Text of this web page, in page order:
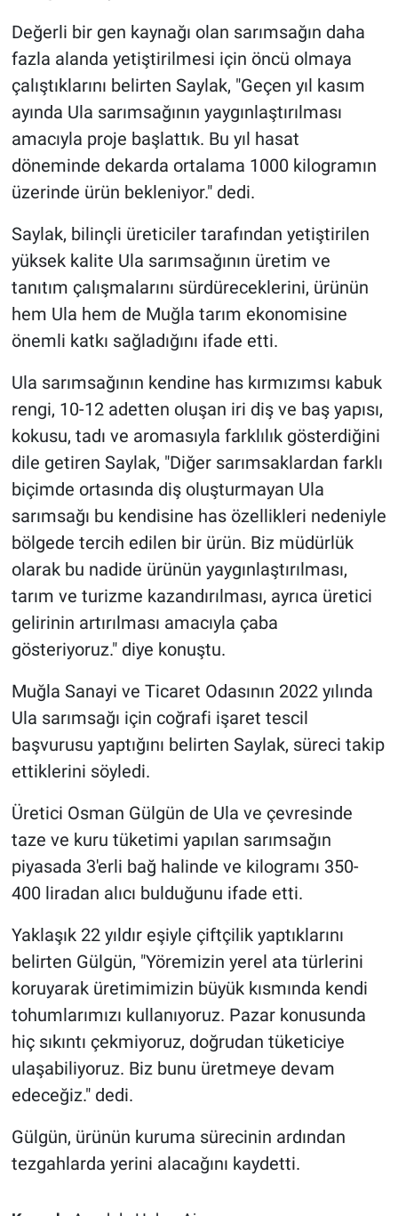
Değerli bir gen kaynağı olan sarımsağın daha
fazla alanda yetiştirilmesi için öncü olmaya
çalıştıklarını belirten Saylak, "Geçen yıl kasım
ayında Ula sarımsağının yaygınlaştırılması
amacıyla proje başlattık. Bu yıl hasat
döneminde dekarda ortalama 1000 kilogramın
üzerinde ürün bekleniyor." dedi.
Saylak, bilinçli üreticiler tarafından yetiştirilen
yüksek kalite Ula sarımsağının üretim ve
tanıtım çalışmalarını sürdüreceklerini, ürünün
hem Ula hem de Muğla tarım ekonomisine
önemli katkı sağladığını ifade etti.
Ula sarımsağının kendine has kırmızımsı kabuk
rengi, 10-12 adetten oluşan iri diş ve baş yapısı,
kokusu, tadı ve aromasıyla farklılık gösterdiğini
dile getiren Saylak, "Diğer sarımsaklardan farklı
biçimde ortasında diş oluşturmayan Ula
sarımsağı bu kendisine has özellikleri nedeniyle
bölgede tercih edilen bir ürün. Biz müdürlük
olarak bu nadide ürünün yaygınlaştırılması,
tarım ve turizme kazandırılması, ayrıca üretici
gelirinin artırılması amacıyla çaba
gösteriyoruz." diye konuştu.
Muğla Sanayi ve Ticaret Odasının 2022 yılında
Ula sarımsağı için coğrafi işaret tescil
başvurusu yaptığını belirten Saylak, süreci takip
ettiklerini söyledi.
Üretici Osman Gülgün de Ula ve çevresinde
taze ve kuru tüketimi yapılan sarımsağın
piyasada 3'erli bağ halinde ve kilogramı 350-
400 liradan alıcı bulduğunu ifade etti.
Yaklaşık 22 yıldır eşiyle çiftçilik yaptıklarını
belirten Gülgün, "Yöremizin yerel ata türlerini
koruyarak üretimimizin büyük kısmında kendi
tohumlarımızı kullanıyoruz. Pazar konusunda
hiç sıkıntı çekmiyoruz, doğrudan tüketiciye
ulaşabiliyoruz. Biz bunu üretmeye devam
edeceğiz." dedi.
Gülgün, ürünün kuruma sürecinin ardından
tezgahlarda yerini alacağını kaydetti.